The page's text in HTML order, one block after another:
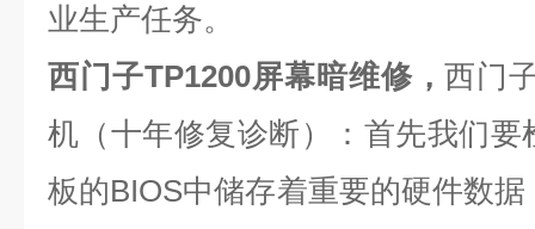
业生产任务。
西门子TP1200屏幕暗维修，西门
机（十年修复诊断）：首先我们要
板的BIOS中储存着重要的硬件数据